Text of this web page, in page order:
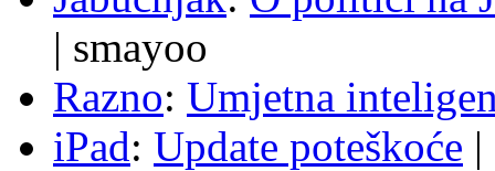
| smayoo
Razno: Umjetna
iPad: Update poteškoće |